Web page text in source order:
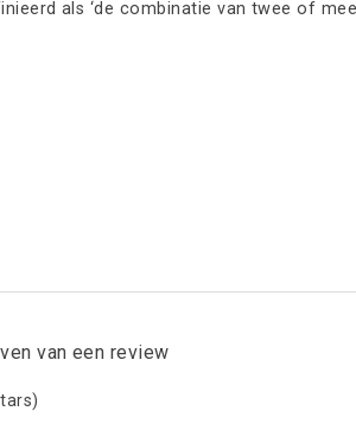
als ‘de combinatie van twee of
van een review